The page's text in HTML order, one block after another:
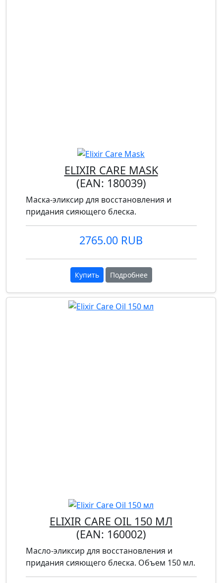
ELIXIR CARE MASK
(EAN: 180039)
Маска-эликсир для восстановления и
придания сияющего блеска.
2765.00 RUB
Купить Подробнее
ELIXIR CARE OIL 150 МЛ
(EAN: 160002)
Масло-эликсир для восстановления и
придания сияющего блеска. Объем 150 мл.